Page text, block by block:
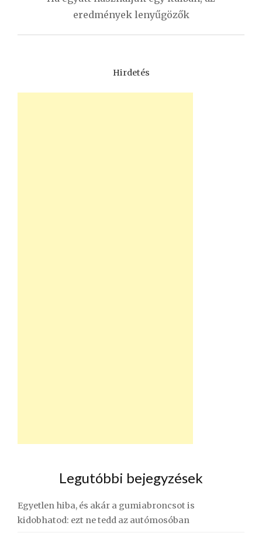
eredmények lenyűgözők
Hirdetés
Legutóbbi bejegyzések
Egyetlen hiba, és akár a gumiabroncsot is
kidobhatod: ezt ne tedd az autómosóban